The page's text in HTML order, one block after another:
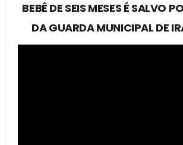
BEBÊ DE SEIS MESES É SALVO
DA GUARDA MUNICIPAL DE